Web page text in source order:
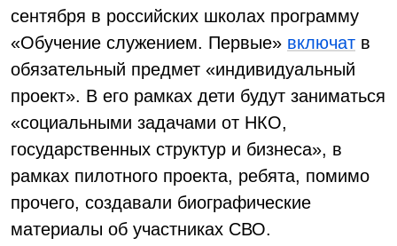
сентября в российских школах программу
«Обучение служением. Первые» включат в
обязательный предмет «индивидуальный
проект». В его рамках дети будут заниматься
«социальными задачами от НКО,
государственных структур и бизнеса», в
рамках пилотного проекта, ребята, помимо
прочего, создавали биографические
материалы об участниках СВО.